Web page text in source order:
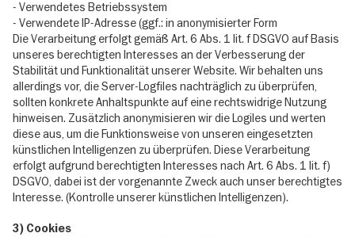
- Verwendetes Betriebssystem
- Verwendete IP-Adresse (ggf.: in anonymisierter Form
Die Verarbeitung erfolgt gemäß Art. 6 Abs. 1 lit. f DSGVO auf Basis
unseres berechtigten Interesses an der Verbesserung der
Stabilität und Funktionalität unserer Website. Wir behalten uns
allerdings vor, die Server-Logfiles nachträglich zu überprüfen,
sollten konkrete Anhaltspunkte auf eine rechtswidrige Nutzung
hinweisen. Zusätzlich anonymisieren wir die Logiles und werten
diese aus, um die Funktionsweise von unseren eingesetzten
künstlichen Intelligenzen zu überprüfen. Diese Verarbeitung
erfolgt aufgrund berechtigten Interesses nach Art. 6 Abs. 1 lit. f)
DSGVO, dabei ist der vorgenannte Zweck auch unser berechtigtes
Interesse. (Kontrolle unserer künstlichen Intelligenzen).
3) Cookies